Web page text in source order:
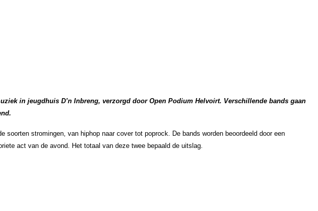
in jeugdhuis D’n Inbreng, verzorgd door Open Podium Helvoirt. Verschillende bands gaan
soorten stromingen, van hiphop naar cover tot poprock. De bands worden beoordeeld door een
act van de avond. Het totaal van deze twee bepaald de uitslag.